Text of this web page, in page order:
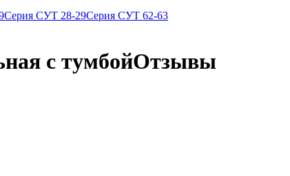
Серия СУТ 28-29Серия СУТ 62-63
с тумбойОтзывы